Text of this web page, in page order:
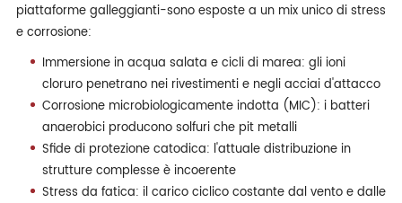
piattaforme galleggianti-sono esposte a un mix unico di stress
e corrosione:
Immersione in acqua salata e cicli di marea: gli ioni
cloruro penetrano nei rivestimenti e negli acciai d'attacco
Corrosione microbiologicamente indotta (MIC): i batteri
anaerobici producono solfuri che pit metalli
Sfide di protezione catodica: l'attuale distribuzione in
strutture complesse è incoerente
Stress da fatica: il carico ciclico costante dal vento e dalle